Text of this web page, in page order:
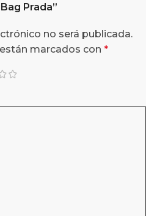
Prada”
no será publicada.
marcados con *